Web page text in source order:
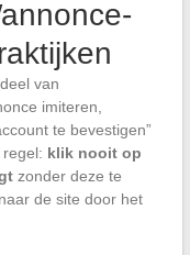
van
imiteren,
te bevestigen”
klik nooit op
zonder deze te
de site door het